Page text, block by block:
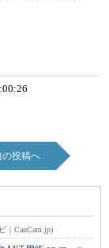
の投稿へ
｜CanCam.jp)